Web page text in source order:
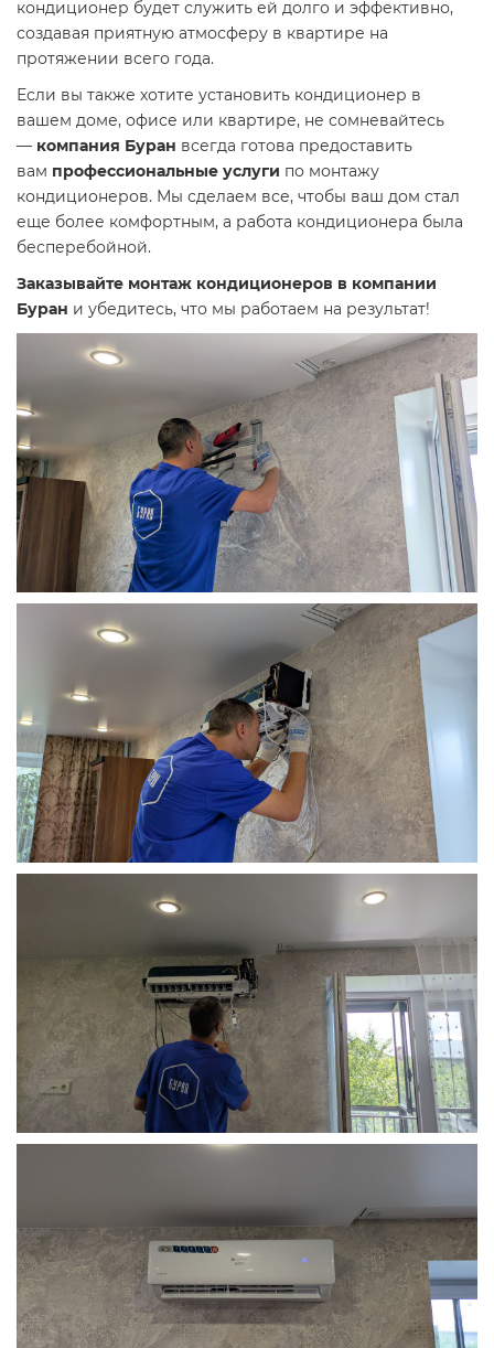
кондиционер будет служить ей долго и эффективно,
создавая приятную атмосферу в квартире на
протяжении всего года.
Если вы также хотите установить кондиционер в
вашем доме, офисе или квартире, не сомневайтесь
— компания Буран всегда готова предоставить
вам профессиональные услуги по монтажу
кондиционеров. Мы сделаем все, чтобы ваш дом стал
еще более комфортным, а работа кондиционера была
бесперебойной.
Заказывайте монтаж кондиционеров в компании
Буран и убедитесь, что мы работаем на результат!